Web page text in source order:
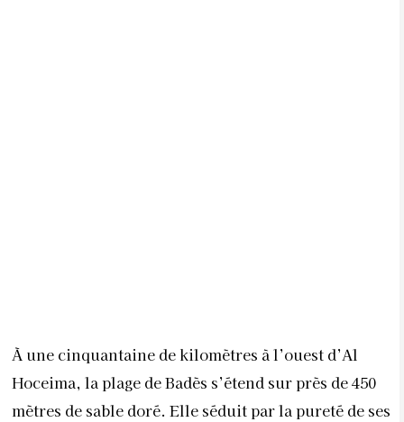
À une cinquantaine de kilomètres à l’ouest d’Al
Hoceima, la plage de Badès s’étend sur près de 450
mètres de sable doré. Elle séduit par la pureté de ses